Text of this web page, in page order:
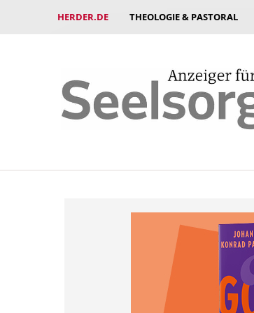
HERDER.DE THEOLOGIE & PASTORAL